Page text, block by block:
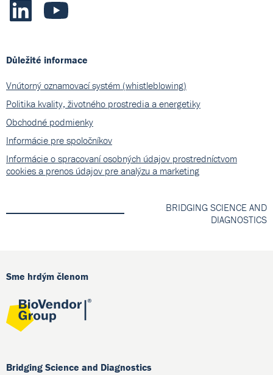
Důležité informace
Vnútorný oznamovací systém (whistleblowing)
Politika kvality, životného prostredia a energetiky
Obchodné podmienky
Informácie pre spoločníkov
Informácie o spracovaní osobných údajov prostredníctvom
cookies a prenos údajov pre analýzu a marketing
BRIDGING SCIENCE AND
DIAGNOSTICS
Sme hrdým členom
Bridging Science and Diagnostics